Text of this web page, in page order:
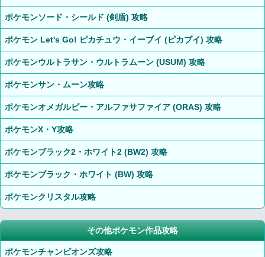
ポケモンソード・シールド (剣盾) 攻略
ポケモン Let's Go! ピカチュウ・イーブイ (ピカブイ) 攻略
ポケモンウルトラサン・ウルトラムーン (USUM) 攻略
ポケモンサン・ムーン攻略
ポケモンオメガルビー・アルファサファイア (ORAS) 攻略
ポケモンX・Y攻略
ポケモンブラック2・ホワイト2 (BW2) 攻略
ポケモンブラック・ホワイト (BW) 攻略
ポケモンクリスタル攻略
その他ポケモン作品攻略
ポケモンチャンピオンズ攻略